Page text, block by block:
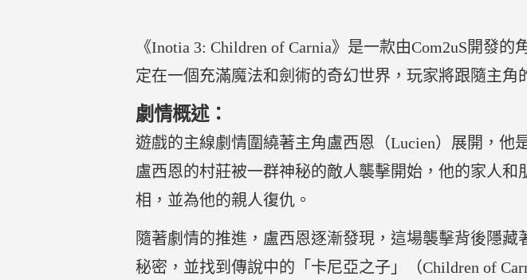
《Inotia 3: Children of Carnia》是一款由Com2uS開發
定在一個充滿魔法和劍術的奇幻世界，玩家將跟隨主角
劇情概述：
遊戲的主線劇情圍繞著主角盧西恩（Lucien）展開，
盧西恩的村莊被一群神秘的敵人襲擊開始，他的家人
相，並為他的親人復仇。
隨著劇情的推進，盧西恩逐漸發現，這場襲擊背後隱
秘密，並找到傳說中的「卡尼亞之子」（Children of